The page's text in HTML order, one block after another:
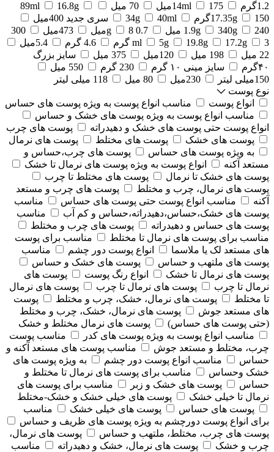
1.2گرم
14ml 175میل 70 میل 89ml
16.8g
17.35g
150گرم 34g 40ml
سری جدید 400میل
1.9g
340g 240 میل 0.7 g 8میل 473میل
300
ml
5g 19.8g 17.2g 3 گرم 4.6 گرم
5.4میل
22 میل
198 میل 120میل 375 میل
سایز بزرگ
۴۰گرم
سایز مینی ۱۰ گرم 230 گرم
550 میل
150میلی لیتر
230میل 80 میل
118 میلی لیتر
نوع پوست
انواع پوست
مناسب انواع پوست به ویژه پوست های حساس
مناسب انواع پوست به ویژه پوست های خشک و حساس
انواع پوست حتی پوست های خشک و دهیدراته
پوست های چرب
پوست های خشک
پوست های مختلط
پوست های نرمال
به ویژه پوست های حساس
پوست های چرب،حساس و
مستعد آکنه
انواع پوست به ویژه پوست های نرمال تا خشک
پوست های خشک تا نرمال
پوست های مختلط تا چرب
پوست های نرمال، چرب و مختلط
پوست های چرب و مستعد
آکنه
مناسب انواع پوست حتی پوست های حساس
مناسب
پوست های خشک،حساس،دهیدراته،حساس و کم آب
مناسب
پوست های حساس و دهیدراته
پوست های چرب و مختلط
مناسب برای پوست های نرمال تا مختلط
مناسب برای پوست
های مستعد لک یا ملاسما
انواع پوست دور چشم
مناسب
پوست های ملتهب و حساس
پوست های خشک و حساس
پوست های نرمال تا خشک
انواع رنگ پوست
پوست های
نرمال تا چرب
پوست های نرمال تا چرب
پوست های نرمال
تا مختلط
پوست های نرمال، خشک، چرب و مختلط
پوست
های مستعد جوش
پوست های نرمال، خشک، چرب و مختلط
(حتی پوست های حساس)
پوست های نرمال مختلط و خشک
مناسب انواع پوست به ویژه پوست های کدر
مناسب پوست
چرب، مختلط و مستعد جوش
مناسب پوست های مستعد آکنه و
حساس
مناسب انواع پوست دور چشم
به ویژه پوست های
خشک وحساس
مناسب برای پوست های نرمال تا مختلط و
حساس
پوست های خشک و زبر
مناسب برای پوست های
نرمال تا خیلی خشک
پوست های خیلی خشک و خشک-مختلط
پوست های حساس
پوست های خیلی خشک
مناسب
برای انواع پوست دورچشم به ویژه پوست های ظریف و حساس
پوست های چرب، مختلط، ملتهب و حساس
پوست های نرمال،
چرب و خشک
پوست های نرمال، خشک و دهیدراته
مناسب